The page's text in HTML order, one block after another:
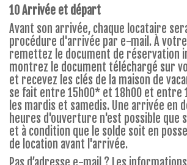
10 Arrivée et départ
Avant son arrivée, chaque locataire
procédure d'arrivée par e-mail. À
remettez le document de réservation
montrez le document téléchargé sur
et recevez les clés de la maison de
se fait entre 15h00* et 18h00 et entre
les mardis et samedis. Une arrivée en
heures d'ouverture n'est possible que
et à condition que le solde soit en
de location avant l'arrivée.